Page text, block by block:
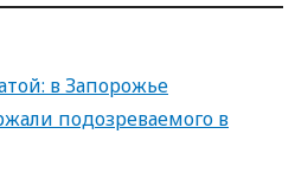
в Запорожье
подозреваемого в